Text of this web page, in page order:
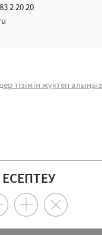
2 20 20
тізімін жүктеп алыңыз